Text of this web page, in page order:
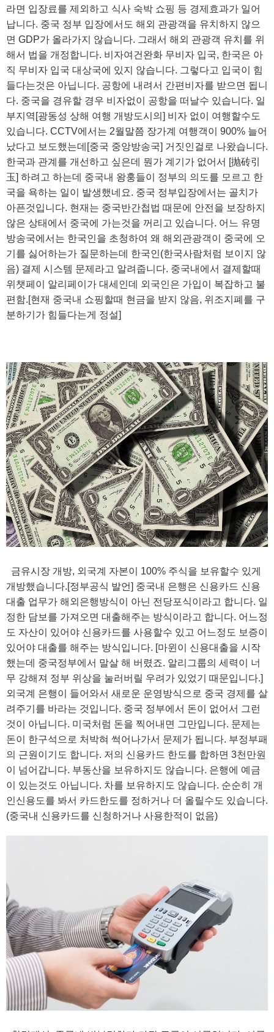
라면 입장료를 제외하고 식사 숙박 쇼핑 등 경제효과가 일어
납니다. 중국 정부 입장에서도 해외 관광객을 유치하지 않으
면 GDP가 올라가지 않습니다. 그래서 해외 관광객 유치를 위
해서 법을 개정합니다. 비자여건완화 무비자 입국, 한국은 아
직 무비자 입국 대상국에 있지 않습니다. 그렇다고 입국이 힘
들다는것은 아닙니다. 공항에 내려서 간편비자를 받으면 됩니
다. 중국을 경유할 경우 비자없이 공항을 떠날수 있습니다. 일
부지역[광동성 상해 여행 개방도시의] 비자 없이 여행할수도
있습니다. CCTV에서는 2월말쯤 장가계 여행객이 900% 늘어
났다고 보도했는데[중국 중앙방송국] 거짓인걸로 나왔습니다.
한국과 관계를 개선하고 싶은데 뭔가 계기가 없어서 [抛砖引
玉] 하려고 하는데 중국내 왕훙들이 정부의 의도를 모르고 한
국을 욕하는 일이 발생했네요. 중국 정부입장에서는 골치가
아픈것입니다. 현재는 중국반간첩법 때문에 안전을 보장하지
않은 상태에서 중국에 가는것을 꺼리고 있습니다. 어느 유명
방송국에서는 한국인을 초청하여 왜 해외관광객이 중국에 오
기를 싫어하는가 질문하는데 한국인(한국사람처럼 보이지 않
음) 결제 시스템 문제라고 알려줍니다. 중국내에서 결제할때
위챗페이 알리페이가 대세인데 외국인은 가입이 복잡하고 불
편함.[현재 중국내 쇼핑할때 현금을 받지 않음, 위조지폐를 구
분하기가 힘들다는게 정설]
금유시장 개방, 외국계 자본이 100% 주식을 보유할수 있게
개방했습니다.[정부공식 발언] 중국내 은행은 신용카드 신용
대출 업무가 해외은행방식이 아닌 전당포식이라고 합니다. 일
정한 담보를 가져오면 대출해주는 방식이라고 합니다. 어느정
도 자산이 있어야 신용카드를 사용할수 있고 어느정도 보증이
있어야 대출를 해주는 방식입니다. [마윈이 신용대출을 시작
했는데 중국정부에서 말살 해 버렸죠. 알리그룹의 세력이 너
무 강해져 정부 위상을 눌러버릴 우려가 있었기 때문입니다.]
외국계 은행이 들어와서 새로운 운영방식으로 중국 경제를 살
려주기를 바라는 것입니다. 중국 정부에서 돈이 없어서 그런
것이 아닙니다. 미국처럼 돈을 찍어내면 그만입니다. 문제는
돈이 한구석으로 처박혀 썩어나가서 문제가 됩니다. 부정부패
의 근원이기도 합니다. 저의 신용카드 한도를 합하면 3천만원
이 넘어갑니다. 부동산을 보유하지도 않습니다. 은행에 예금
이 있는것도 아닙니다. 차를 보유하지도 않습니다. 순순히 개
인신용도를 봐서 카드한도를 정하거나 더 올릴수도 있습니다.
(중국내 신용카드를 신청하거나 사용한적이 없음)